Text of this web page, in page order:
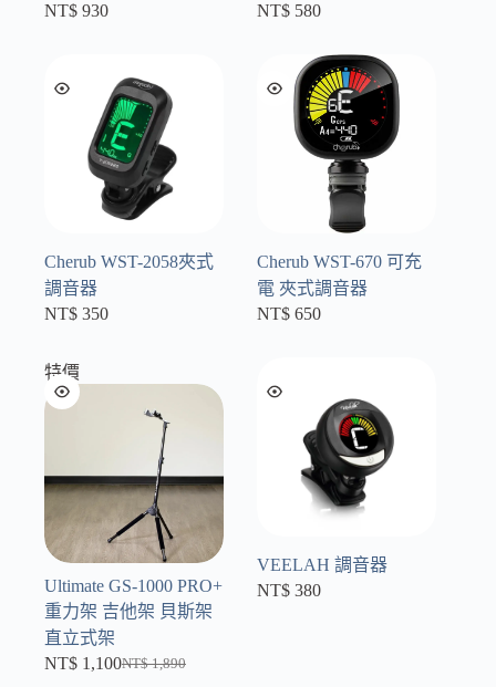
NT$ 930
NT$ 580
Cherub WST-2058夾式
調音器
NT$ 350
Cherub WST-670 可充
電 夾式調音器
NT$ 650
特價
Ultimate GS-1000 PRO+
重力架 吉他架 貝斯架
直立式架
NT$1,890
NT$ 1,100
VEELAH 調音器
NT$ 380